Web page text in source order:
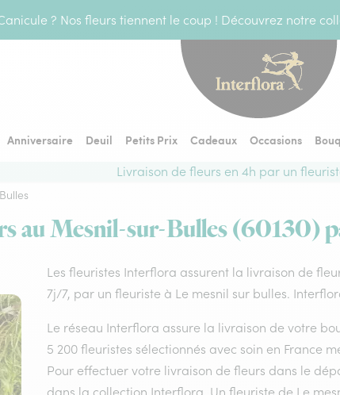
? Nos fleurs tiennent le coup ! Découvrez notre
Anniversaire Deuil Petits Prix Cadeaux Occasions
Livraison de fleurs en 4h par un
au Mesnil-sur-Bulles (60130)
Les fleuristes Interflora assurent la livraison de
7j/7, par un fleuriste à Le mesnil sur bulles.
Le réseau Interflora assure la livraison de votre
5 200 fleuristes sélectionnés avec soin en France
Pour effectuer votre livraison de fleurs dans le
dans la collection Interflora. Un fleuriste de Le